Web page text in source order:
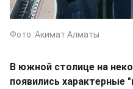
Фото: Акимат Алматы
В южной столице на
появились характерные